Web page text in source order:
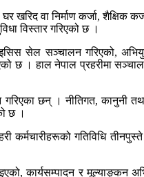
वा निर्माण कर्जा, शैक्षिक
विस्तार गरिएको छ ।
सेल सञ्चालन गरिएको,
। हाल नेपाल प्रहरीमा
छन् । नीतिगत, कानुनी
छ ।
कर्मचारीहरूको गतिविधि
कार्यसम्पादन र मूल्याङ्कन